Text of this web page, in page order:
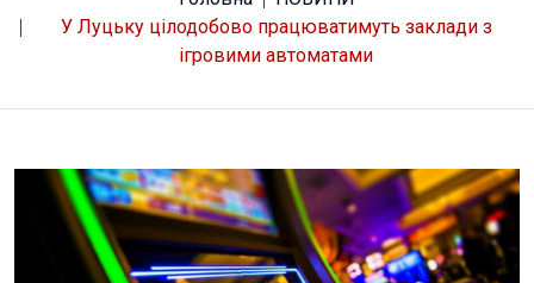
У Луцьку цілодобово працюватимуть заклади з
ігровими автоматами